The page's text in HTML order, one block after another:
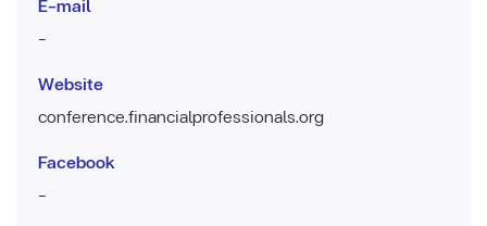
E-mail
-
Website
conference.financialprofessionals.org
Facebook
-